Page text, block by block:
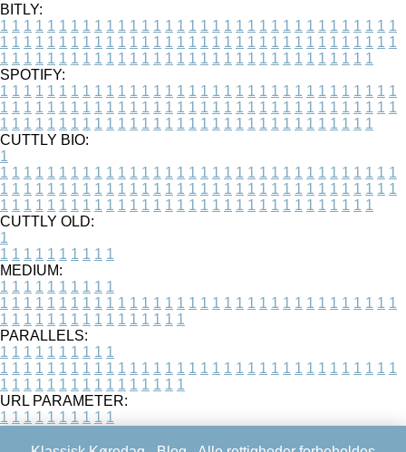
BITLY:
1 1 1 1 1 1 1 1 1 1 1 1 1 1 1 1 1 1 1 1 1 1 1 1 1 1 1 1 1 1 1 1 1 1
1 1 1 1 1 1 1 1 1 1 1 1 1 1 1 1 1 1 1 1 1 1 1 1 1 1 1 1 1 1 1 1 1 1
1 1 1 1 1 1 1 1 1 1 1 1 1 1 1 1 1 1 1 1 1 1 1 1 1 1 1 1 1 1 1 1
SPOTIFY:
1 1 1 1 1 1 1 1 1 1 1 1 1 1 1 1 1 1 1 1 1 1 1 1 1 1 1 1 1 1 1 1 1 1
1 1 1 1 1 1 1 1 1 1 1 1 1 1 1 1 1 1 1 1 1 1 1 1 1 1 1 1 1 1 1 1 1 1
1 1 1 1 1 1 1 1 1 1 1 1 1 1 1 1 1 1 1 1 1 1 1 1 1 1 1 1 1 1 1 1
CUTTLY BIO:
1
1 1 1 1 1 1 1 1 1 1 1 1 1 1 1 1 1 1 1 1 1 1 1 1 1 1 1 1 1 1 1 1 1 1
1 1 1 1 1 1 1 1 1 1 1 1 1 1 1 1 1 1 1 1 1 1 1 1 1 1 1 1 1 1 1 1 1 1
1 1 1 1 1 1 1 1 1 1 1 1 1 1 1 1 1 1 1 1 1 1 1 1 1 1 1 1 1 1 1 1
CUTTLY OLD:
1
1 1 1 1 1 1 1 1 1 1
MEDIUM:
1 1 1 1 1 1 1 1 1 1
1 1 1 1 1 1 1 1 1 1 1 1 1 1 1 1 1 1 1 1 1 1 1 1 1 1 1 1 1 1 1 1 1 1
1 1 1 1 1 1 1 1 1 1 1 1 1 1 1 1
PARALLELS:
1 1 1 1 1 1 1 1 1 1
1 1 1 1 1 1 1 1 1 1 1 1 1 1 1 1 1 1 1 1 1 1 1 1 1 1 1 1 1 1 1 1 1 1
1 1 1 1 1 1 1 1 1 1 1 1 1 1 1 1
URL PARAMETER:
1 1 1 1 1 1 1 1 1 1